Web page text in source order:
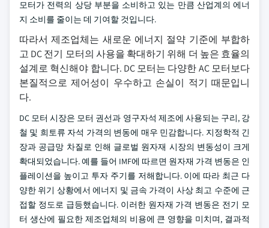
모터가 전력의 상당 부분을 소비하고 있는 만큼 산업계의 에너
지 소비를 줄이는 데 기여할 것입니다.
따라서 제조업체는 새로운 에너지 절약 기준에 부합하
고 DC 전기 모터의 사용을 확대하기 위해 더 높은 효율의
설계로 혁신해야 합니다. DC 모터는 다양한 AC 모터보다
본질적으로 제어성이 우수하고 손실이 적기 때문입니
다.
DC 모터 시장은 모터 권선과 영구자석 제조에 사용되는 구리, 강
철 및 희토류 자석 가격의 변동에 매우 민감합니다. 지정학적 긴
장과 공급망 차질로 인해 글로벌 원자재 시장의 변동성이 크게
확대되었습니다. 예를 들어 IMF에 따르면 원자재 가격 변동은 인
플레이션을 높이고 투자 주기를 저해합니다. 이에 따라 최근 다
양한 위기 상황에서 에너지 및 금속 가격이 사상 최고 수준에 근
접할 정도로 급등했습니다. 이러한 원자재 가격 변동은 전기 모
터 생산에 필요한 제조업체의 비용에 큰 영향을 미치며, 결과적